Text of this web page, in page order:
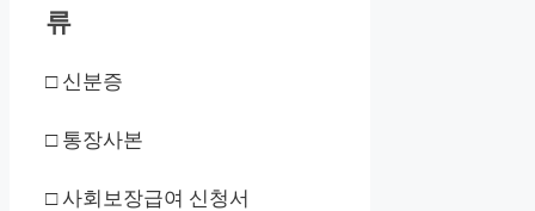
류
□ 신분증
□ 통장사본
□ 사회보장급여 신청서